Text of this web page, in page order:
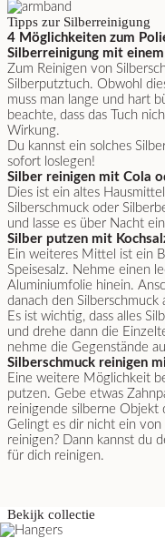
Tipps zur Silberreinigung
4 Möglichkeiten zum
Silberreinigung mit
Zum Reinigen von
Silberputztuch. Obwohl
muss man lange und hart
beachte, dass das Tuch
Wirkung.
Du kannst ein solches
sofort loslegen!
Silber reinigen mit Cola
Dies ist ein altes
Silberschmuck oder
und lasse es über Nacht
Silber putzen mit
Ein weiteres Mittel ist ein
Speisesalz. Nehme einen
Aluminiumfolie hinein.
danach den Silberschmuck
Es ist wichtig, dass alles
und drehe dann die
nehme die Gegenstände
Silberschmuck reinigen
Eine weitere Möglichkeit
putzen. Gebe etwas
reinigende silberne Objekt
Gelingt es dir nicht ein von
reinigen? Dann kannst du
für dich reinigen.
Bekijk collectie